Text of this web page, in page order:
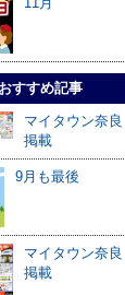
おすすめ記事
マイタウン奈良
掲載
9月も最後
マイタウン奈良
掲載